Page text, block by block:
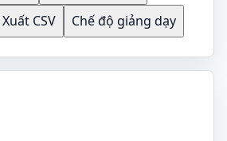
Xuất CSV Chế độ giảng dạy